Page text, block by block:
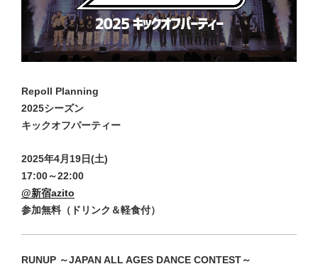
Repoll Planning
2025シーズン
キックオフパーティー
2025年4月19日(土)
17:00～22:00
@新宿azito
参加無料（ドリンク＆軽食付）
RUNUP ～JAPAN ALL AGES DANCE CONTEST～